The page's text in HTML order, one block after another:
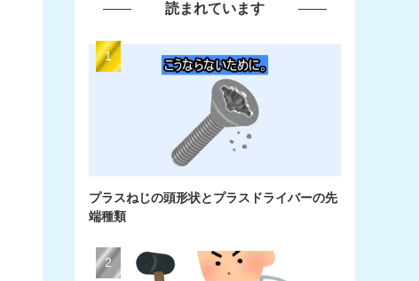
読まれています
プラスねじの頭形状とプラスドライバーの先
端種類